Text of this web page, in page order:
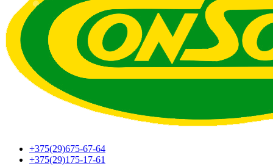
+375(29)675-67-64
+375(29)175-17-61